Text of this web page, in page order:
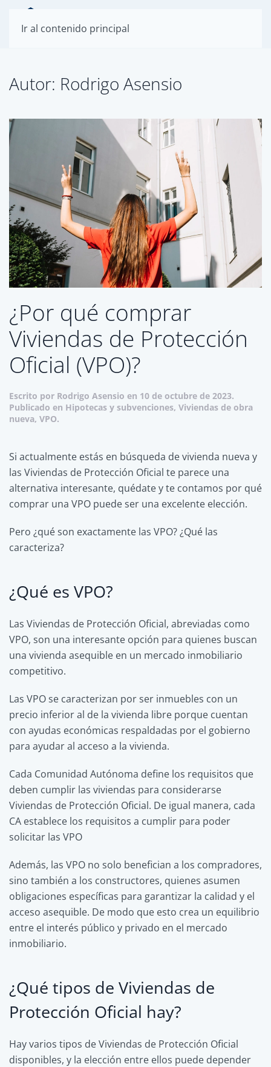
Ir al contenido principal
Autor: Rodrigo Asensio
¿Por qué comprar
Viviendas de Protección
Oficial (VPO)?
Escrito por Rodrigo Asensio en 10 de octubre de 2023.
Publicado en Hipotecas y subvenciones, Viviendas de obra
nueva, VPO.
Si actualmente estás en búsqueda de vivienda nueva y
las Viviendas de Protección Oficial te parece una
alternativa interesante, quédate y te contamos por qué
comprar una VPO puede ser una excelente elección.
Pero ¿qué son exactamente las VPO? ¿Qué las
caracteriza?
¿Qué es VPO?
Las Viviendas de Protección Oficial, abreviadas como
VPO, son una interesante opción para quienes buscan
una vivienda asequible en un mercado inmobiliario
competitivo.
Las VPO se caracterizan por ser inmuebles con un
precio inferior al de la vivienda libre porque cuentan
con ayudas económicas respaldadas por el gobierno
para ayudar al acceso a la vivienda.
Cada Comunidad Autónoma define los requisitos que
deben cumplir las viviendas para considerarse
Viviendas de Protección Oficial. De igual manera, cada
CA establece los requisitos a cumplir para poder
solicitar las VPO
Además, las VPO no solo benefician a los compradores,
sino también a los constructores, quienes asumen
obligaciones específicas para garantizar la calidad y el
acceso asequible. De modo que esto crea un equilibrio
entre el interés público y privado en el mercado
inmobiliario.
¿Qué tipos de Viviendas de
Protección Oficial hay?
Hay varios tipos de Viviendas de Protección Oficial
disponibles, y la elección entre ellos puede depender